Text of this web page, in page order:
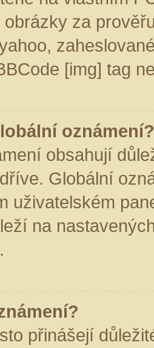
za
[img] tag
oznámení?
obsahují
Globální
uživatelském
na
přinášejí